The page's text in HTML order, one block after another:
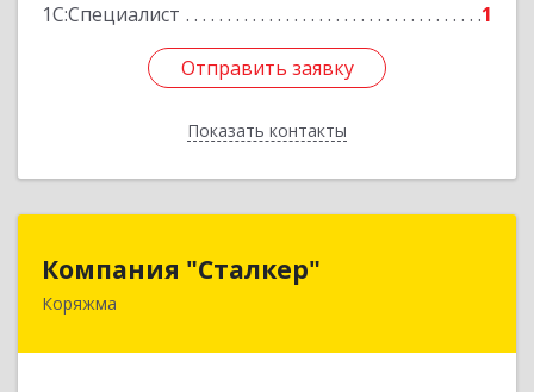
1С:Специалист
1
Отправить заявку
Показать контакты
Отправить заявку
Назад
Компания "Сталкер"
Коряжма